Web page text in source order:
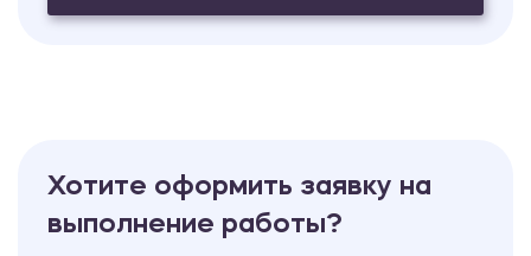
Практикум
Хотите оформить заявку на
выполнение работы?